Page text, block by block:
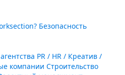
Безопасность
PR / HR / Креатив /
компании Строительство